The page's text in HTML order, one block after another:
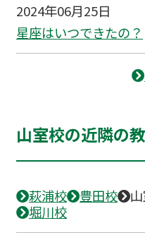
2024年06月25日
星座はいつできたの？
山室校の近隣の
萩浦校 豊田校
堀川校